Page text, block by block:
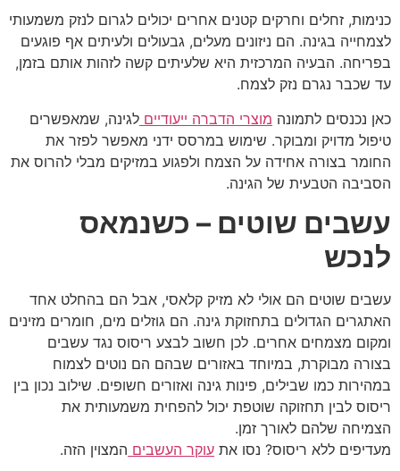
כנימות, זחלים וחרקים קטנים אחרים יכולים לגרום לנזק משמעותי
לצמחייה בגינה. הם ניזונים מעלים, גבעולים ולעיתים אף פוגעים
בפריחה. הבעיה המרכזית היא שלעיתים קשה לזהות אותם בזמן,
עד שכבר נגרם נזק לצמח.
כאן נכנסים לתמונה מוצרי הדברה ייעודיים לגינה, שמאפשרים
טיפול מדויק ומבוקר. שימוש במרסס ידני מאפשר לפזר את
החומר בצורה אחידה על הצמח ולפגוע במזיקים מבלי להרוס את
הסביבה הטבעית של הגינה.
עשבים שוטים – כשנמאס
לנכש
עשבים שוטים הם אולי לא מזיק קלאסי, אבל הם בהחלט אחד
האתגרים הגדולים בתחזוקת גינה. הם גוזלים מים, חומרים מזינים
ומקום מצמחים אחרים. לכן חשוב לבצע ריסוס נגד עשבים
בצורה מבוקרת, במיוחד באזורים שבהם הם נוטים לצמוח
במהירות כמו שבילים, פינות גינה ואזורים חשופים. שילוב נכון בין
ריסוס לבין תחזוקה שוטפת יכול להפחית משמעותית את
הצמיחה שלהם לאורך זמן.
מעדיפים ללא ריסוס? נסו את עוקר העשבים המצוין הזה.